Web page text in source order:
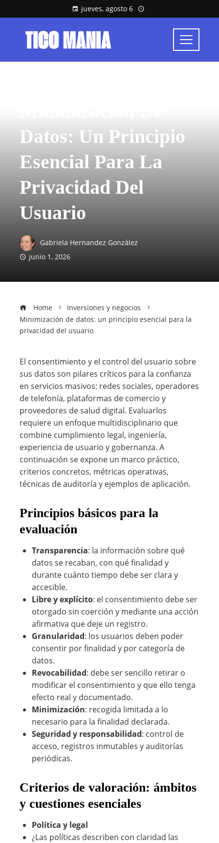
jueves, agosto 6
Datos: Un Principio
Esencial Para La
Privacidad Del
Usuario
Gabriela Hernandez González
junio 1, 2026
Home
Inversiones y negocios
Minimización de datos: un principio esencial para la
privacidad del usuario
El consentimiento y el control del usuario sobre
sus datos son pilares críticos para la confianza
en servicios masivos: redes sociales, operadores
de telefonía, plataformas de comercio y
proveedores de salud digital. Evaluarlos
requiere un enfoque multidisciplinario que
combine cumplimiento legal, ingeniería,
experiencia de usuario y gobernanza. A
continuación se expone un marco práctico,
criterios concretos, métricas operativas,
técnicas de auditoría y ejemplos de aplicación.
Principios básicos para la
evaluación
Transparencia: la información sobre qué
datos se recaban, con qué finalidad y
durante cuánto tiempo debe ser clara y
accesible.
Libre y explícito: el consentimiento debe ser
otorgado sin coerción y mediante una acción
afirmativa que deje un registro.
Granularidad: los usuarios deben poder
consentir por finalidad y por categoría de
datos.
Revocabilidad: debe ser sencillo retirar o
modificar el consentimiento y que ello tenga
efecto real y documentado.
Minimización: recogida limitada a lo
necesario para la finalidad declarada.
Seguridad y responsabilidad: control de
acceso, registros inmutables y auditorías
periódicas.
Criterios de valoración: ámbitos
y cuestiones esenciales
Política y legal
¿Las políticas describen con claridad las